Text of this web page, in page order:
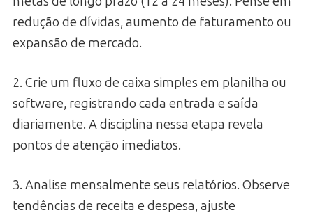
redução de dívidas, aumento de faturamento ou
expansão de mercado.
2. Crie um fluxo de caixa simples em planilha ou
software, registrando cada entrada e saída
diariamente. A disciplina nessa etapa revela
pontos de atenção imediatos.
3. Analise mensalmente seus relatórios. Observe
tendências de receita e despesa, ajuste